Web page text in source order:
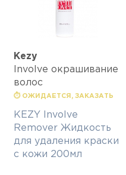
Kezy
Involve окрашивание
волос
⏱ ОЖИДАЕТСЯ, ЗАКАЗАТЬ
KEZY Involve
Remover Жидкость
для удаления краски
с кожи 200мл